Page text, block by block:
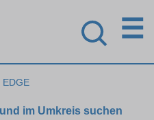
☰
EDGE
im Umkreis suchen